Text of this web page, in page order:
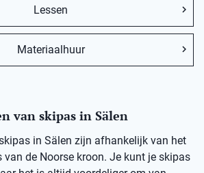
Lessen
Materiaalhuur
van skipas in Sälen
in Sälen zijn afhankelijk van het
van de Noorse kroon. Je kunt je skipas